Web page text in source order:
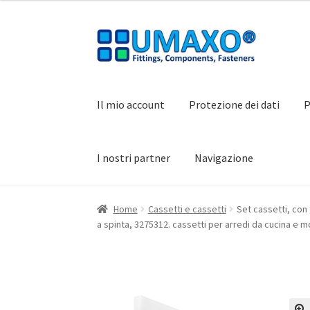
Vai
alla
Vai
al
Il mio account Protezione dei dati
I nostri partner Navigazione
Home Carrello Contatto I nostri
Home Cassetti e cassetti
Set cassetti, con
a spinta, 3275312. cassetti per arredi da cucina e